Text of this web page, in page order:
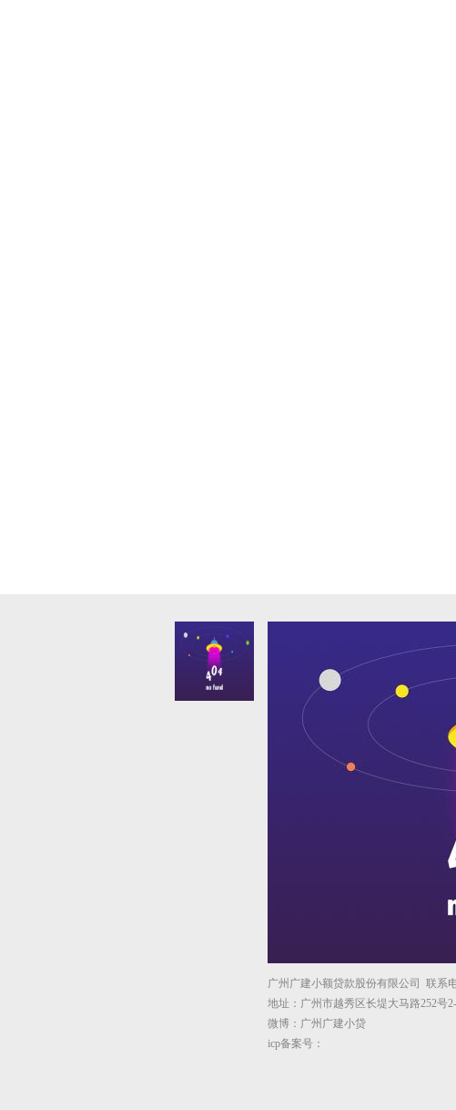
广州广建小额贷款股份有限公司 联系
地址：广州市越秀区长堤大马路252号
微博：广州广建小贷
icp备案号：